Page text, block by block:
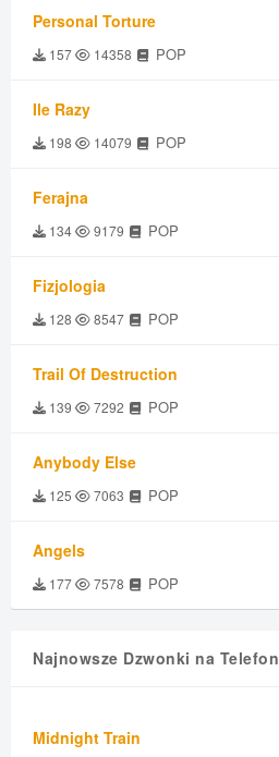
Personal Torture
157 14358 POP
Ile Razy
198 14079 POP
Ferajna
134 9179 POP
Fizjologia
128 8547 POP
Trail Of Destruction
139 7292 POP
Anybody Else
125 7063 POP
Angels
177 7578 POP
Najnowsze Dzwonki na Telefon
Midnight Train